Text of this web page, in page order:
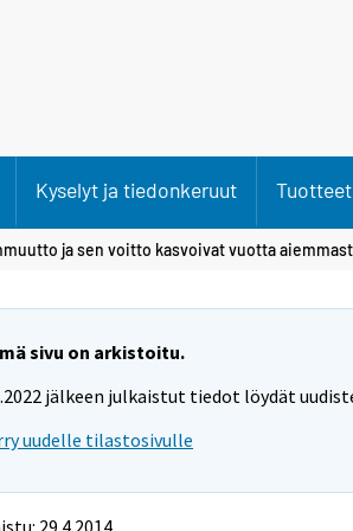
Kyselyt ja tiedonkeruut
ja sen voitto kasvoivat vuotta
sivu on arkistoitu.
jälkeen julkaistut tiedot löydät
uudelle tilastosivulle
29.4.2014